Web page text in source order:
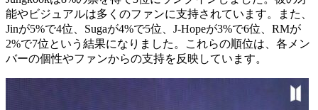
能やビジュアルは多くのファンに支持されています。また、
Jinが5%で4位、Sugaが4%で5位、J-Hopeが3%で6位、RMが
2%で7位という結果になりました。これらの順位は、各メン
バーの個性やファンからの支持を反映しています。